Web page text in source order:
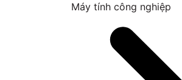
Máy tính công nghiệp